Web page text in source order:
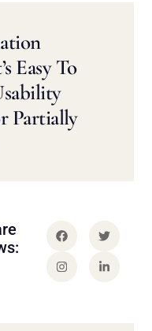
Easy To
Partially